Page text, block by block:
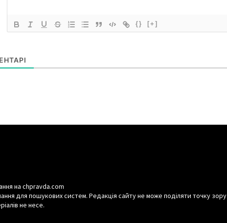
{} [+]
на chpravda.com
для пошукових систем. Редакція сайту не може поділяти точку зору
не несе.